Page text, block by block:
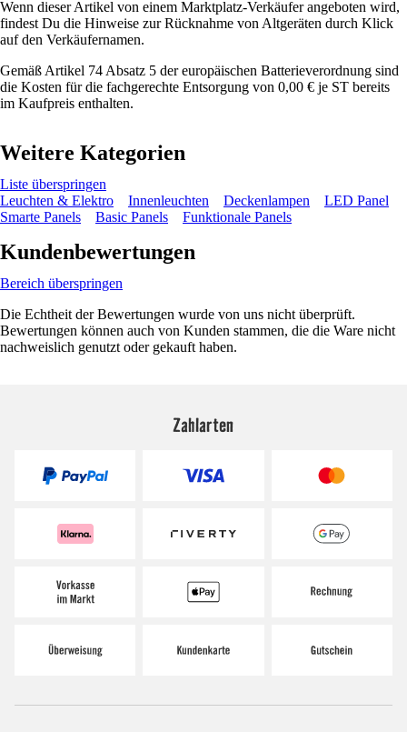
Wenn dieser Artikel von einem Marktplatz-Verkäufer angeboten wird,
findest Du die Hinweise zur Rücknahme von Altgeräten durch Klick
auf den Verkäufernamen.
Gemäß Artikel 74 Absatz 5 der europäischen Batterieverordnung sind
die Kosten für die fachgerechte Entsorgung von 0,00 € je ST bereits
im Kaufpreis enthalten.
Weitere Kategorien
Liste überspringen
Leuchten & Elektro
Innenleuchten Deckenlampen
LED Panel
Smarte Panels
Basic Panels Funktionale Panels
Kundenbewertungen
Bereich überspringen
Die Echtheit der Bewertungen wurde von uns nicht überprüft.
Bewertungen können auch von Kunden stammen, die die Ware nicht
nachweislich genutzt oder gekauft haben.
Zahlarten